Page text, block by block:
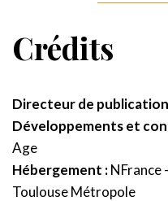
Crédits
Directeur de
Développements et
Age
Hébergement :NFrance
Toulouse Métropole